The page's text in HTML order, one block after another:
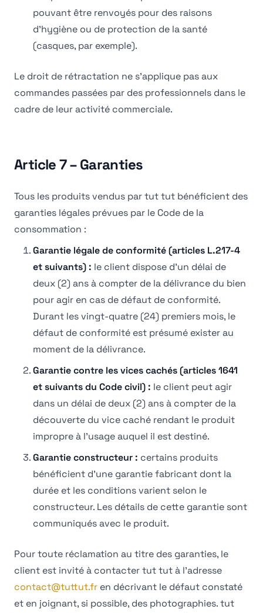
pouvant être renvoyés pour des raisons
d'hygiène ou de protection de la santé
(casques, par exemple).
Le droit de rétractation ne s'applique pas aux
commandes passées par des professionnels dans le
cadre de leur activité commerciale.
Article 7 – Garanties
Tous les produits vendus par tut tut bénéficient des
garanties légales prévues par le Code de la
consommation :
Garantie légale de conformité (articles L.217-4
et suivants) : le client dispose d'un délai de
deux (2) ans à compter de la délivrance du bien
pour agir en cas de défaut de conformité.
Durant les vingt-quatre (24) premiers mois, le
défaut de conformité est présumé exister au
moment de la délivrance.
Garantie contre les vices cachés (articles 1641
et suivants du Code civil) : le client peut agir
dans un délai de deux (2) ans à compter de la
découverte du vice caché rendant le produit
impropre à l'usage auquel il est destiné.
Garantie constructeur : certains produits
bénéficient d'une garantie fabricant dont la
durée et les conditions varient selon le
constructeur. Les détails de cette garantie sont
communiqués avec le produit.
Pour toute réclamation au titre des garanties, le
client est invité à contacter tut tut à l'adresse
contact@tuttut.fr en décrivant le défaut constaté
et en joignant, si possible, des photographies. tut